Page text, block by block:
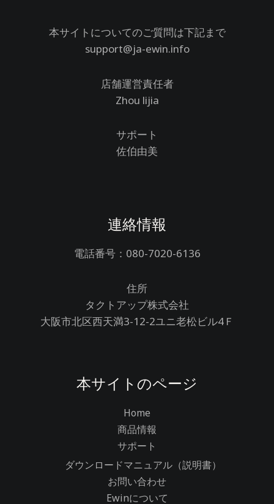
本サイトについてのご質問は下記まで
support@ja-ewin.info
店舗運営責任者
Zhou lijia
サポート
佐伯由美
連絡情報
電話番号：080-7020-6136
住所
タクトアップ株式会社
大阪市北区西天満3-12-2ユニ老松ビル4Ｆ
本サイトのページ
Home
商品情報
サポート
ダウンロードマニュアル（説明書）
お問い合わせ
Ewinについて